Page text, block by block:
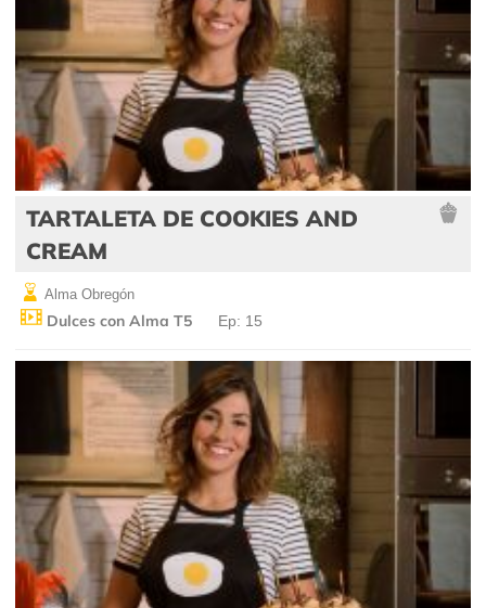
TARTALETA DE COOKIES AND
CREAM
Alma Obregón
Dulces con Alma T5 Ep: 15